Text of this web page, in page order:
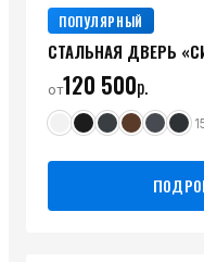
ПОПУЛЯРНЫЙ
СТАЛЬНАЯ ДВЕРЬ
от120 500р.